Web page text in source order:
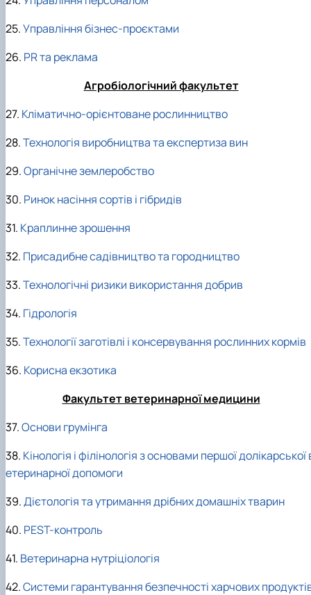
25.Управління бізнес-проєктами
26. PR та реклама
Агробіологічний факультет
27. Кліматично-орієнтоване рослинництво
28.Технологія виробництва та експертиза вин
29.Органічне землеробство
30. Ринок насіння сортів і гібридів
31. Краплинне зрошення
32. Присадибне садівництво та городництво
33.Технологічні ризики використання добрив
34. Гідрологія
35.Технології заготівлі і консервування рослинних кормів
36. Корисна екзотика
Факультет ветеринарної медицини
37.Основи грумінга
38. Кінологія і філінологія з основами першої долікарської
етеринарної допомоги
39.Дієтологія та утримання дрібних домашніх тварин
40. PEST-контроль
41. Ветеринарна нутріціологія
42.Системи гарантування безпечності харчових